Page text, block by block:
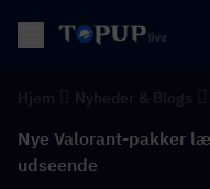
Nye Valorant-pakker
udseende